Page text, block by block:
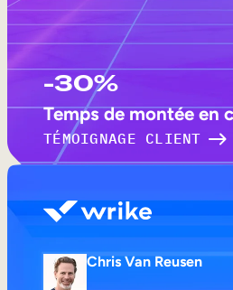
-30%
Temps de montée en
TÉMOIGNAGE CLIENT
Chris Van Reusen